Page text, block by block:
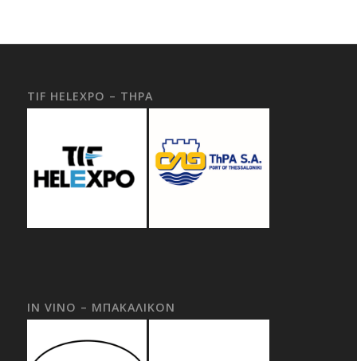
TIF HELEXPO – THPA
IN VINO – ΜΠΑΚΑΛΙΚΟΝ